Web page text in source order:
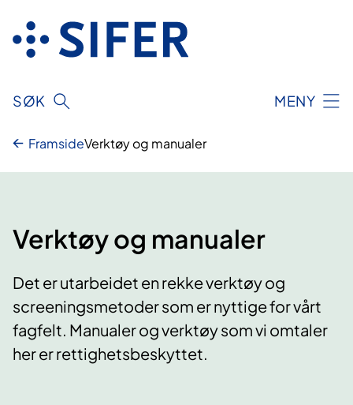
innhold
SØK MENY
FramsideVerktøy og manualer
Verktøy og manualer
Det er utarbeidet en rekke verktøy og
screeningsmetoder som er nyttige for vårt
fagfelt. Manualer og verktøy som vi omtaler
her er rettighetsbeskyttet.